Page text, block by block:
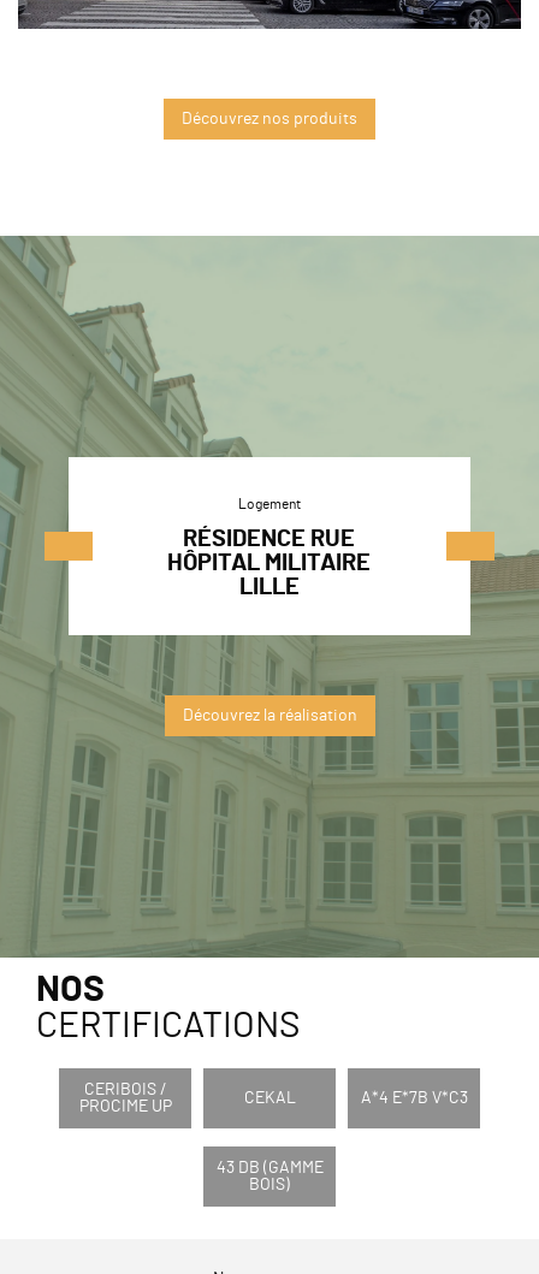
Découvrez nos produits
Logement
RÉSIDENCE RUE
HÔPITAL MILITAIRE
LILLE
Découvrez la réalisation
NOS
CERTIFICATIONS
CERIBOIS /
PROCIME UP
CEKAL A*4 E*7B V*C3
43 DB (GAMME
BOIS)